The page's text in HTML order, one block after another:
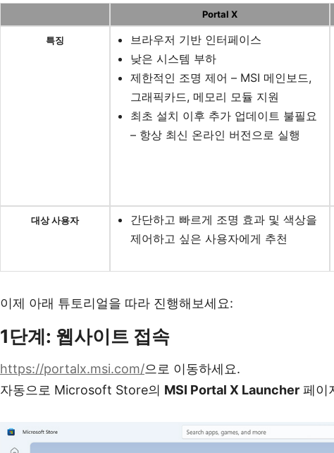
Portal X
특징
브라우저 기반 인터페이스
낮은 시스템 부하
제한적인 조명 제어 – MSI 메인보드,
그래픽카드, 메모리 모듈 지원
최초 설치 이후 추가 업데이트 불필요
– 항상 최신 온라인 버전으로 실행
대상 사용자
간단하고 빠르게 조명 효과 및 색상을
제어하고 싶은 사용자에게 추천
이제 아래 튜토리얼을 따라 진행해보세요:
1단계: 웹사이트 접속
https://portalx.msi.com/으로 이동하세요.
자동으로 Microsoft Store의 MSI Portal X Launcher 페이